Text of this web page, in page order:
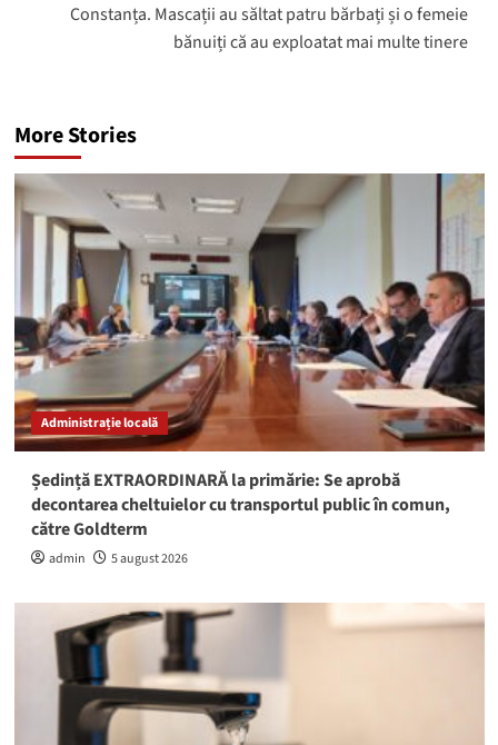
Constanța. Mascații au săltat patru bărbați și o femeie
bănuiți că au exploatat mai multe tinere
More Stories
Administrație locală
Ședință EXTRAORDINARĂ la primărie: Se aprobă
decontarea cheltuielor cu transportul public în comun,
către Goldterm
admin 5 august 2026